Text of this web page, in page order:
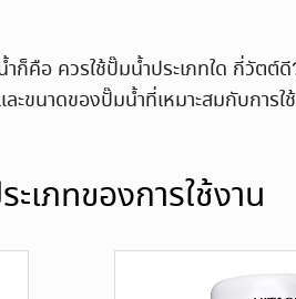
ก็คือ ควรใช้ปั๊มน้ำประเภทใด กี่วัต
ะขนาดของปั๊มน้ำที่เหมาะสมกับการใ
ะเภทของการใช้งาน